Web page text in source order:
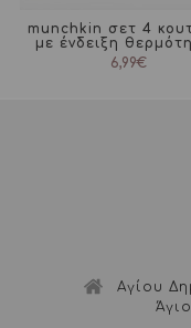
munchkin σετ 4
με ένδειξη
6,99€
Αγίου